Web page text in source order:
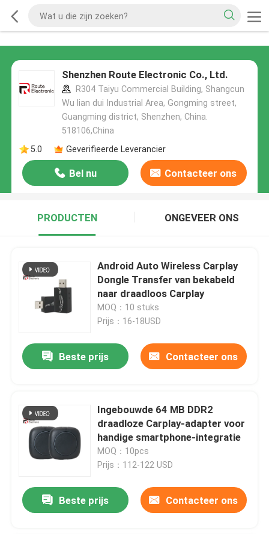
Shenzhen Route Electronic Co., Ltd.
R304 Taiyu Commercial Building, Shangcun
Wu lian dui Industrial Area, Gongming street,
Guangming district, Shenzhen, China.
518106,China
5.0
Geverifieerde Leverancier
Bel nu Contacteer ons
PRODUCTEN ONGEVEER ONS
Android Auto Wireless Carplay
Dongle Transfer van bekabeld
naar draadloos Carplay
MOQ：10 stuks
Prijs：16-18USD
Beste prijs Contacteer ons
Ingebouwde 64 MB DDR2
draadloze Carplay-adapter voor
handige smartphone-integratie
MOQ：10pcs
Prijs：112-122 USD
Beste prijs Contacteer ons